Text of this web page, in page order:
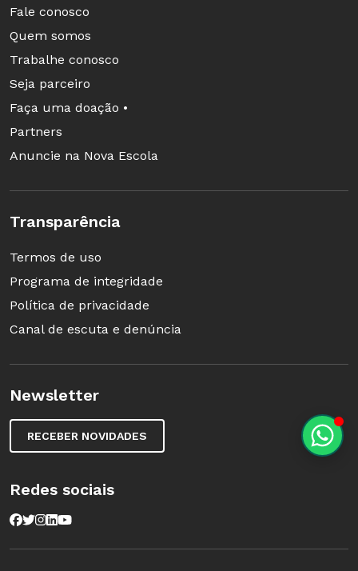
Fale conosco
Quem somos
Trabalhe conosco
Seja parceiro
Faça uma doação •
Partners
Anuncie na Nova Escola
Transparência
Termos de uso
Programa de integridade
Política de privacidade
Canal de escuta e denúncia
Newsletter
RECEBER NOVIDADES
Redes sociais